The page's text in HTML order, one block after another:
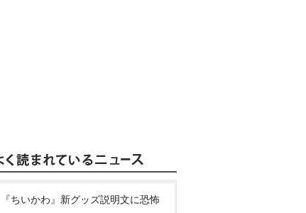
『ちいかわ』新グッズ説明文に恐怖